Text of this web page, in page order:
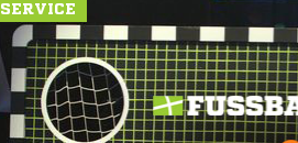
SERVICE